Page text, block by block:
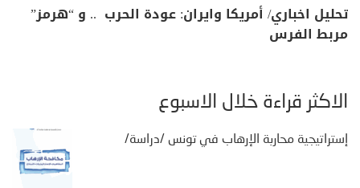
تحليل اخباري/ أمريكا وايران: عودة الحرب .. و “هرمز”
مربط الفرس
الأكثر قراءة خلال الأسبوع
إستراتيجية محاربة الإرهاب في تونس /دراسة/